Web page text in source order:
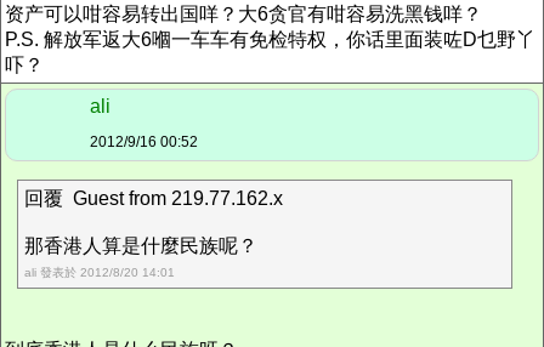
资产可以咁容易转出国咩？大6贪官有咁容易洗黑钱咩？
P.S. 解放军返大6嗰一车车有免检特权，你话里面装咗D乜野丫
吓？
ali
2012/9/16 00:52
回覆 Guest from 219.77.162.x
那香港人算是什麼民族呢？
ali 發表於 2012/8/20 14:01